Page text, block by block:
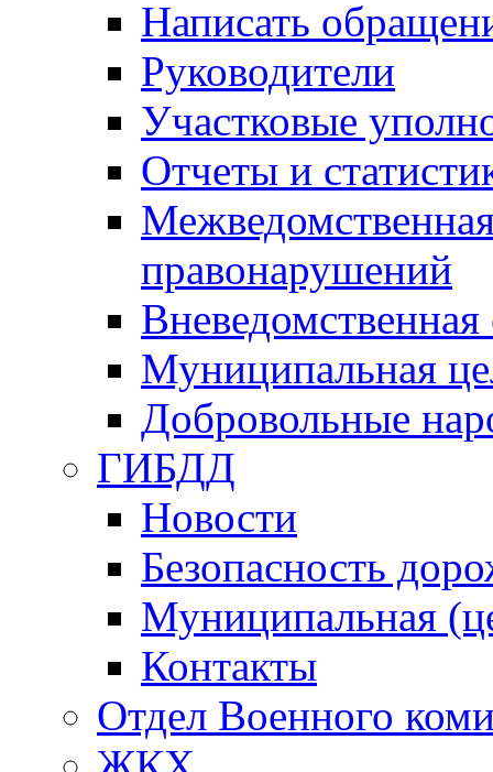
Написать
Руководители
Участковые
Отчеты и
правонарушений
Вневедомственная
Муниципальная
Добровольные
ГИБДД
Новости
Безопасность
Муниципальная
Контакты
Отдел Военного